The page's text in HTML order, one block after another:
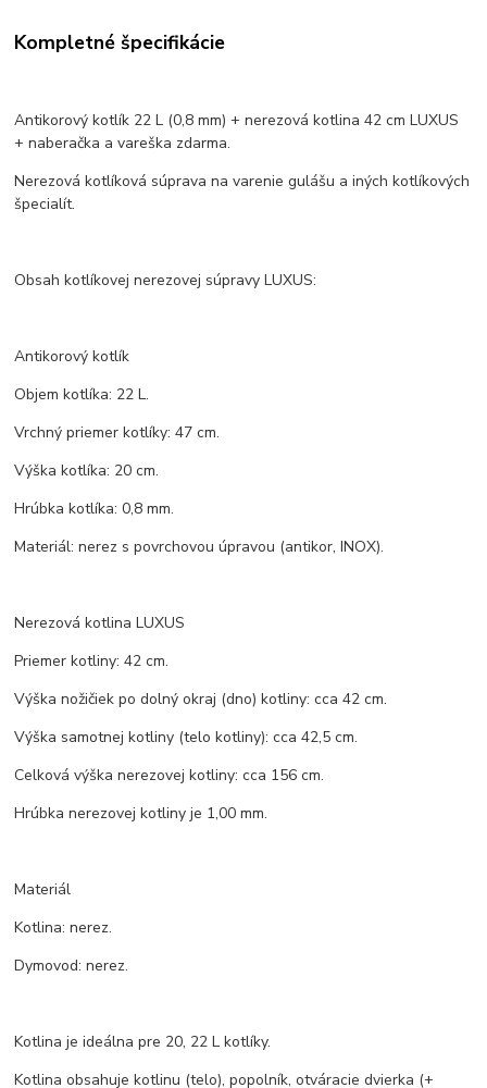
Kompletné špecifikácie
Antikorový kotlík 22 L (0,8 mm) + nerezová kotlina 42 cm LUXUS
+ naberačka a vareška zdarma.
Nerezová kotlíková súprava na varenie gulášu a iných kotlíkových
špecialít.
Obsah kotlíkovej nerezovej súpravy LUXUS:
Antikorový kotlík
Objem kotlíka: 22 L.
Vrchný priemer kotlíky: 47 cm.
Výška kotlíka: 20 cm.
Hrúbka kotlíka: 0,8 mm.
Materiál: nerez s povrchovou úpravou (antikor, INOX).
Nerezová kotlina LUXUS
Priemer kotliny: 42 cm.
Výška nožičiek po dolný okraj (dno) kotliny: cca 42 cm.
Výška samotnej kotliny (telo kotliny): cca 42,5 cm.
Celková výška nerezovej kotliny: cca 156 cm.
Hrúbka nerezovej kotliny je 1,00 mm.
Materiál
Kotlina: nerez.
Dymovod: nerez.
Kotlina je ideálna pre 20, 22 L kotlíky.
Kotlina obsahuje kotlinu (telo), popolník, otváracie dvierka (+